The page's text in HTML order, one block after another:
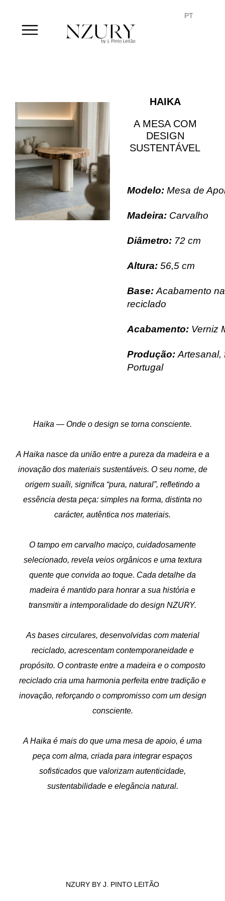
PT
EN
HAIKA
A MESA COM
DESIGN
SUSTENTÁVEL
Modelo:Mesa de
Madeira:Carvalho
Diâmetro: 72 cm
Altura: 56,5 cm
Base: Acabamento
reciclado
Acabamento: Verniz
Produção: Artesanal,
Portugal
Haika — Onde o design se torna consciente.
A Haika nasce da união entre a pureza da madeira e a
inovação dos materiais sustentáveis. O seu nome, de
origem suaíli, significa “pura, natural”, refletindo a
essência desta peça: simples na forma, distinta no
carácter, autêntica nos materiais.
O tampo em carvalho maciço, cuidadosamente
selecionado, revela veios orgânicos e uma textura
quente que convida ao toque. Cada detalhe da
madeira é mantido para honrar a sua história e
transmitir a intemporalidade do design NZURY.
As bases circulares, desenvolvidas com material
reciclado, acrescentam contemporaneidade e
propósito. O contraste entre a madeira e o composto
reciclado cria uma harmonia perfeita entre tradição e
inovação, reforçando o compromisso com um design
consciente.
A Haika é mais do que uma mesa de apoio, é uma
peça com alma, criada para integrar espaços
sofisticados que valorizam autenticidade,
sustentabilidade e elegância natural.
NZURY BY J. PINTO LEITÃO